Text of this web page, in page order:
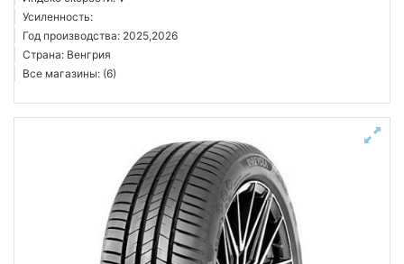
Усиленность:
Год производства: 2025,2026
Страна: Венгрия
Все магазины: (6)